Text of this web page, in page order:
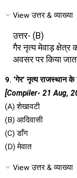
View उत्तर & व्याख्या
उत्तर- (B)
गैर नृत्य मेवाड़ क्षेत्र
अवसर पर किया
9. ‘गेर’ नृत्य राजस्थान
[Compiler- 21 Aug,
(A) शेखावटी
(B) आदिवासी
(C) डाँग
(D) मेवात
View उत्तर & व्याख्या